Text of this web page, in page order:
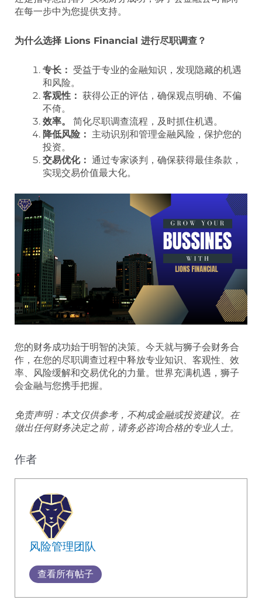
在每一步中为您提供支持。
为什么选择 Lions Financial 进行尽职调查？
专长： 受益于专业的金融知识，发现隐藏的机遇
和风险。
客观性： 获得公正的评估，确保观点明确、不偏
不倚。
效率。
简化尽职调查流程，及时抓住机遇。
降低风险： 主动识别和管理金融风险，保护您的
投资。
交易优化： 通过专家谈判，确保获得最佳条款，
实现交易价值最大化。
您的财务成功始于明智的决策。今天就与狮子会财务合
作，在您的尽职调查过程中释放专业知识、客观性、效
率、风险缓解和交易优化的力量。世界充满机遇，狮子
会金融与您携手把握。
免责声明：本文仅供参考，不构成金融或投资建议。在
做出任何财务决定之前，请务必咨询合格的专业人士。
作者
风险管理团队
查看所有帖子